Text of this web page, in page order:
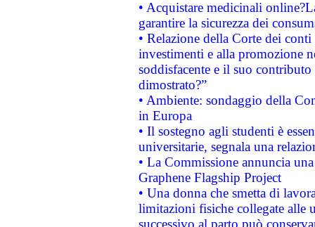
• Acquistare medicinali
garantire la sicurezza dei
• Relazione della Corte dei
investimenti e alla promozione
soddisfacente e il suo
dimostrato?”
• Ambiente: sondaggio della
in Europa
• Il sostegno agli studenti è
universitarie, segnala una
• La Commissione annuncia
Graphene Flagship Project
• Una donna che smetta di
limitazioni fisiche collegate alle
successivo al parto può